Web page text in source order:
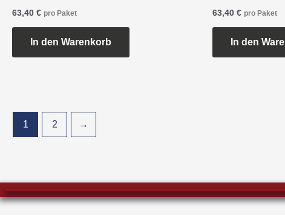
63,40 € pro Paket
In den Warenkorb
63,40 € pro Paket
In den
1 2 →